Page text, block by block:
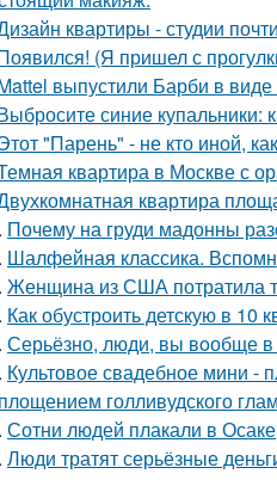
квартиры - студии
(Я пришел с
выпустили Барби в
синие
"Парень" - не кто иной,
квартира в Москве с
квартира
Почему на груди мадонны
Шалфейная классика.
Женщина из США потратила
Как обустроить детскую в 10
Серьёзно, люди, вы вoобще
Культовое свадебное мини -
голливудского
Сотни людей плакали в
Люди тратят серьёзные